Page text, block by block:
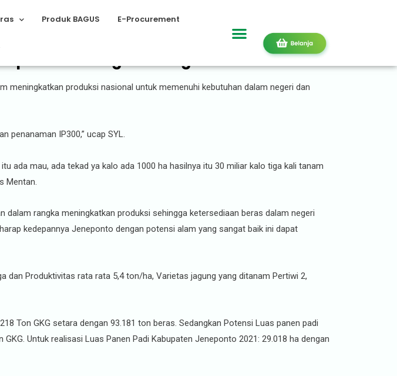
Produk BAGUS E-Procurement
Meningkat dengan IP300
meningkatkan produksi nasional untuk memenuhi kebutuhan dalam negeri dan
penanaman IP300,” ucap SYL.
ada mau, ada tekad ya kalo ada 1000 ha hasilnya itu 30 miliar kalo tiga kali tanam
Mentan.
dalam rangka meningkatkan produksi sehingga ketersediaan beras dalam negeri
kedepannya Jeneponto dengan potensi alam yang sangat baik ini dapat
dan Produktivitas rata rata 5,4 ton/ha, Varietas jagung yang ditanam Pertiwi 2,
Ton GKG setara dengan 93.181 ton beras. Sedangkan Potensi Luas panen padi
Untuk realisasi Luas Panen Padi Kabupaten Jeneponto 2021: 29.018 ha dengan